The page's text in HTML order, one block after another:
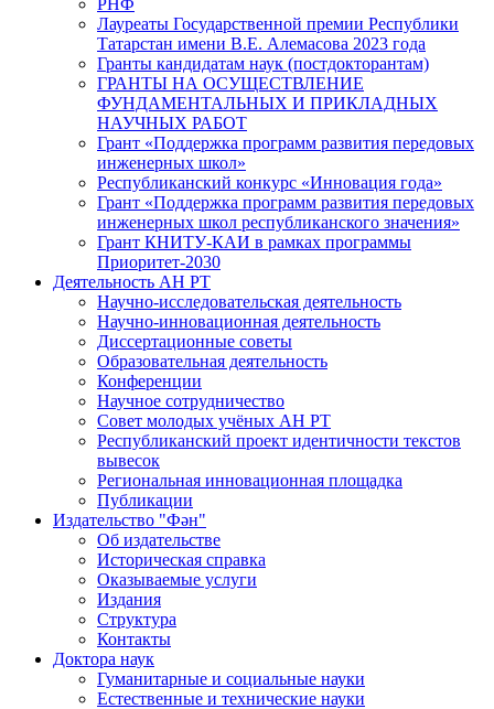
Лауреаты Государственной премии Республики
Татарстан имени В.Е. Алемасова 2023 года
Гранты кандидатам наук (постдокторантам)
ГРАНТЫ НА ОСУЩЕСТВЛЕНИЕ
ФУНДАМЕНТАЛЬНЫХ И ПРИКЛАДНЫХ
НАУЧНЫХ РАБОТ
Грант «Поддержка программ развития передовых
инженерных школ»
Республиканский конкурс «Инновация года»
Грант «Поддержка программ развития передовых
инженерных школ республиканского значения»
Грант КНИТУ-КАИ в рамках программы
Приоритет-2030
Деятельность АН РТ
Научно-исследовательская деятельность
Научно-инновационная деятельность
Диссертационные советы
Образовательная деятельность
Конференции
Научное сотрудничество
Совет молодых учёных АН РТ
Республиканский проект идентичности текстов
вывесок
Региональная инновационная площадка
Публикации
Издательство "Фән"
Об издательстве
Историческая справка
Оказываемые услуги
Издания
Структура
Контакты
Доктора наук
Гуманитарные и социальные науки
Естественные и технические науки